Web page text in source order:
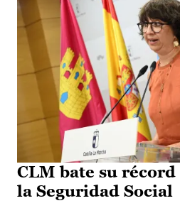
CLM bate su
la Seguridad Social